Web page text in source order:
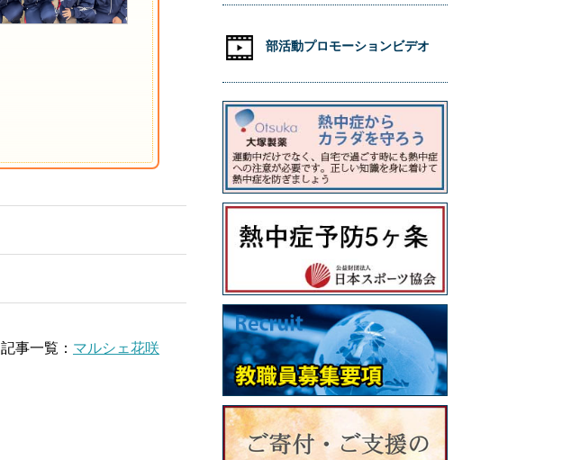
記事一覧： マルシェ花咲
部活動プロモーションビデオ